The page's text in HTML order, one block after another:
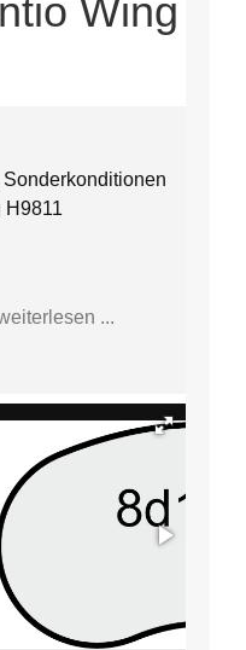
Wing
H9811
...